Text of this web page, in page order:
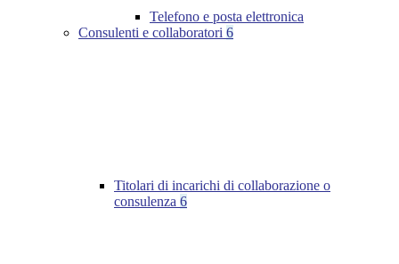
Telefono e posta elettronica
Consulenti e collaboratori 6
Titolari di incarichi di collaborazione o
consulenza 6